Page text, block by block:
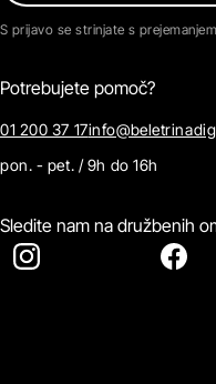
S prijavo se strinjate s
Potrebujete pomoč?
01 200 37 17
pon. - pet. / 9h do 16h
Sledite nam na družbenih